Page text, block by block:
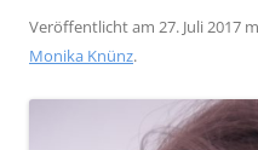
Veröffentlicht am 27. Juli 2017
Monika Knünz.